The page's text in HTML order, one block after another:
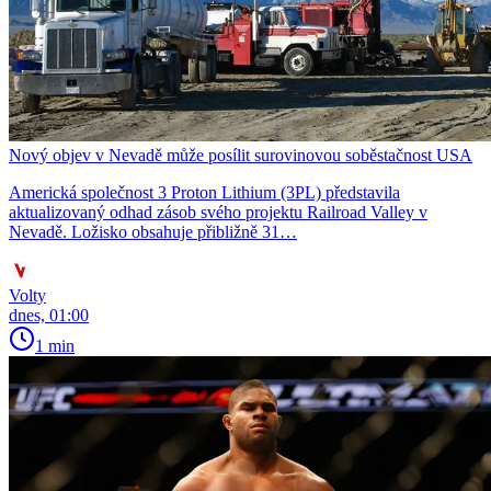
Nový objev v Nevadě může posílit surovinovou soběstačnost USA
Americká společnost 3 Proton Lithium (3PL) představila
aktualizovaný odhad zásob svého projektu Railroad Valley v
Nevadě. Ložisko obsahuje přibližně 31…
Volty
dnes, 01:00
1 min